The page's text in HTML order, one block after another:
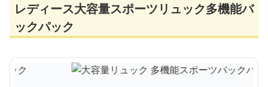
レディース大容量スポーツリュック多機能バ
ックパック